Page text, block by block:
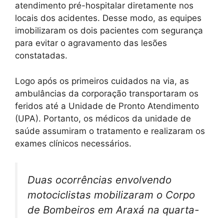
atendimento pré-hospitalar diretamente nos
locais dos acidentes. Desse modo, as equipes
imobilizaram os dois pacientes com segurança
para evitar o agravamento das lesões
constatadas.
Logo após os primeiros cuidados na via, as
ambulâncias da corporação transportaram os
feridos até a Unidade de Pronto Atendimento
(UPA). Portanto, os médicos da unidade de
saúde assumiram o tratamento e realizaram os
exames clínicos necessários.
Duas ocorrências envolvendo
motociclistas mobilizaram o Corpo
de Bombeiros em Araxá na quarta-